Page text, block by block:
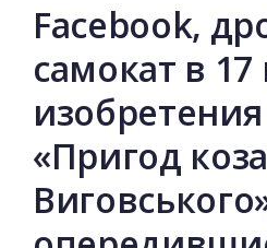
Facebook,
самокат в 17
«Пригод